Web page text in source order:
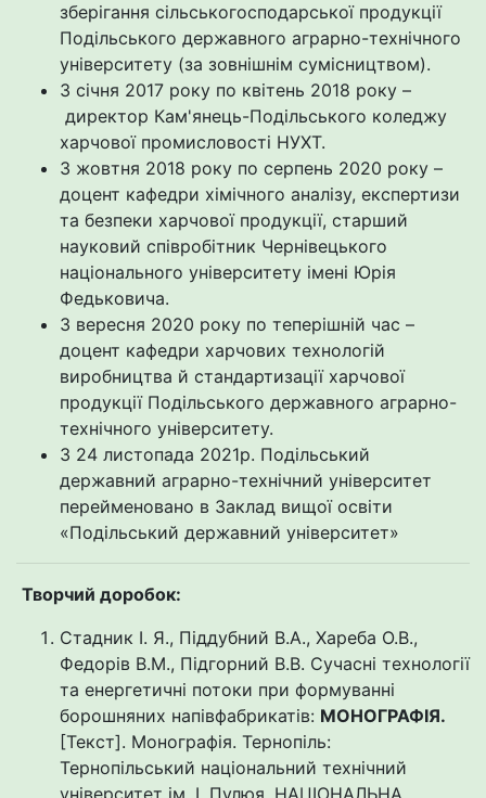
зберігання сільськогосподарської продукції
Подільського державного аграрно-технічного
університету (за зовнішнім сумісництвом).
З січня 2017 року по квітень 2018 року –
директор Кам'янець-Подільського коледжу
харчової промисловості НУХТ.
З жовтня 2018 року по серпень 2020 року –
доцент кафедри хімічного аналізу, експертизи
та безпеки харчової продукції, старший
науковий співробітник Чернівецького
національного університету імені Юрія
Федьковича.
З вересня 2020 року по теперішній час –
доцент кафедри харчових технологій
виробництва й стандартизації харчової
продукції Подільського державного аграрно-
технічного університету.
З 24 листопада 2021р. Подільський
державний аграрно-технічний університет
перейменовано в Заклад вищої освіти
«Подільський державний університет»
Творчий доробок:
Стадник І. Я., Піддубний В.А., Хареба О.В.,
Федорів В.М., Підгорний В.В. Сучасні технології
та енергетичні потоки при формуванні
борошняних напівфабрикатів: МОНОГРАФІЯ.
[Текст]. Монографія. Тернопіль:
Тернопільський національний технічний